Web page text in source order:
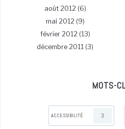
août 2012 (6)
mai 2012 (9)
février 2012 (13)
décembre 2011 (3)
MOTS-
ACCESSIBILITÉ 3